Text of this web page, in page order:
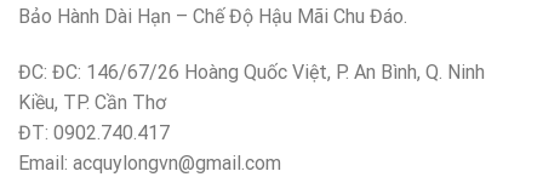
Bảo Hành Dài Hạn – Chế Độ Hậu Mãi Chu Đáo.
ĐC: ĐC: 146/67/26 Hoàng Quốc Việt, P. An Bình, Q. Ninh
Kiều, TP. Cần Thơ
ĐT: 0902.740.417
Email: acquylongvn@gmail.com